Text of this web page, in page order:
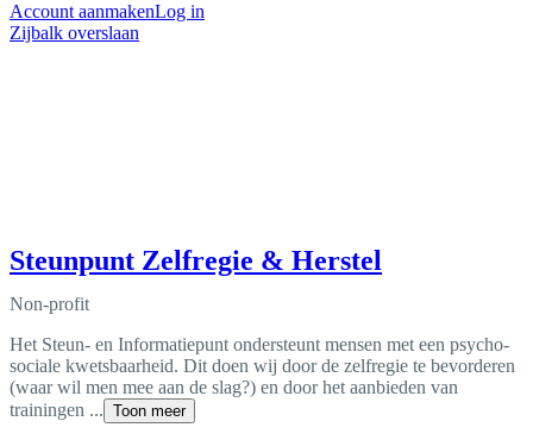
Account aanmakenLog in
Zijbalk overslaan
Steunpunt Zelfregie & Herstel
Non-profit
Het Steun- en Informatiepunt ondersteunt mensen met een psycho-
sociale kwetsbaarheid. Dit doen wij door de zelfregie te bevorderen
(waar wil men mee aan de slag?) en door het aanbieden van
trainingen ... Toon meer